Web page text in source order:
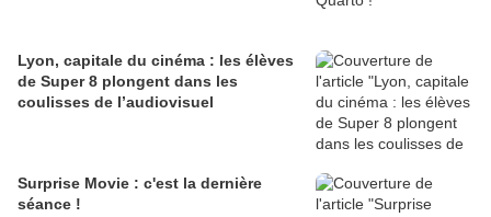
Lyon, capitale du cinéma : les élèves
de Super 8 plongent dans les
coulisses de l’audiovisuel
Surprise Movie : c'est la dernière
séance !